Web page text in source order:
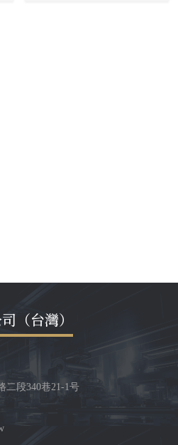
（台灣）
二段340巷21-1号